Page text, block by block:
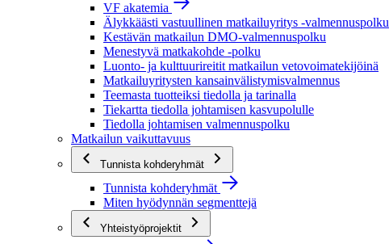
VF akatemia
Älykkäästi vastuullinen matkailuyritys -valmennuspolku
Kestävän matkailun DMO-valmennuspolku
Menestyvä matkakohde -polku
Luonto- ja kulttuurireitit matkailun vetovoimatekijöinä
Matkailuyritysten kansainvälistymisvalmennus
Teemasta tuotteiksi tiedolla ja tarinalla
Tiekartta tiedolla johtamisen kasvupolulle
Tiedolla johtamisen valmennuspolku
Matkailun vaikuttavuus
Tunnista kohderyhmät
Tunnista kohderyhmät
Miten hyödynnän segmenttejä
Yhteistyöprojektit